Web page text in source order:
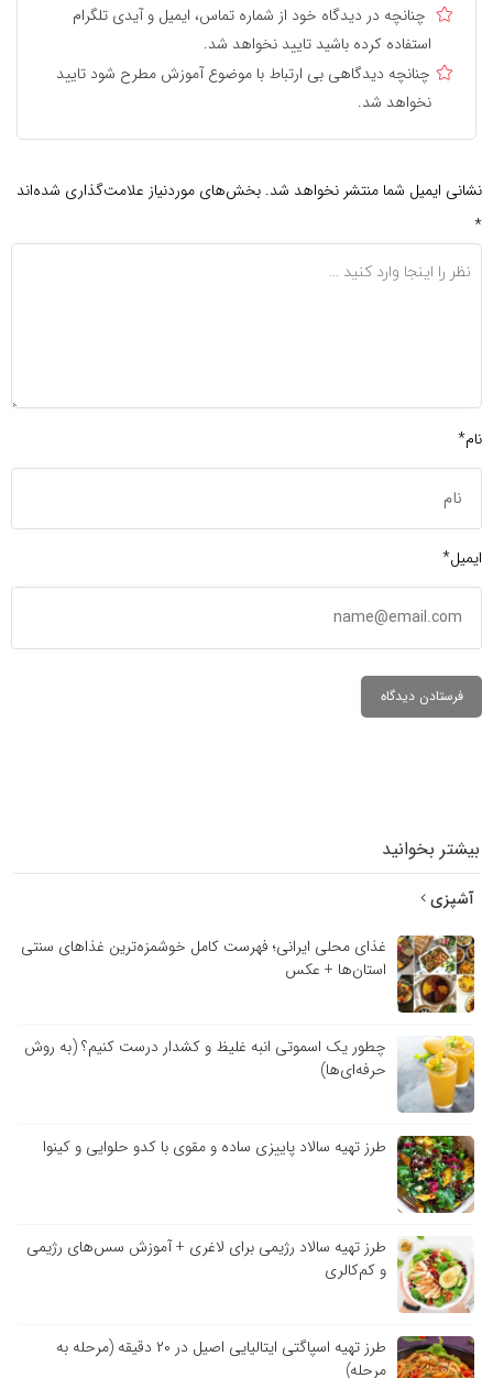
چنانچه در دیدگاه خود از شماره تماس، ایمیل و آیدی تلگرام
استفاده کرده باشید تایید نخواهد شد.
چنانچه دیدگاهی بی ارتباط با موضوع آموزش مطرح شود تایید
نخواهد شد.
نشانی ایمیل شما منتشر نخواهد شد. بخش‌های موردنیاز علامت‌گذاری شده‌اند
*
نام*
ایمیل*
بیشتر بخوانید
آشپزی
غذای محلی ایرانی؛ فهرست کامل خوشمزه‌ترین غذاهای سنتی
استان‌ها + عکس
چطور یک اسموتی انبه غلیظ و کشدار درست کنیم؟ (به روش
حرفه‌ای‌ها)
طرز تهیه سالاد پاییزی ساده و مقوی با کدو حلوایی و کینوا
طرز تهیه سالاد رژیمی برای لاغری + آموزش سس‌های رژیمی
و کم‌کالری
طرز تهیه اسپاگتی ایتالیایی اصیل در ۲۰ دقیقه (مرحله به
مرحله)